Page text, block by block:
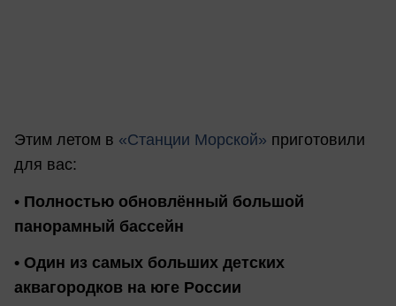
Этим летом в «Станции Морской» приготовили
для вас:
• Полностью обновлённый большой
панорамный бассейн
• Один из самых больших детских
аквагородков на юге России